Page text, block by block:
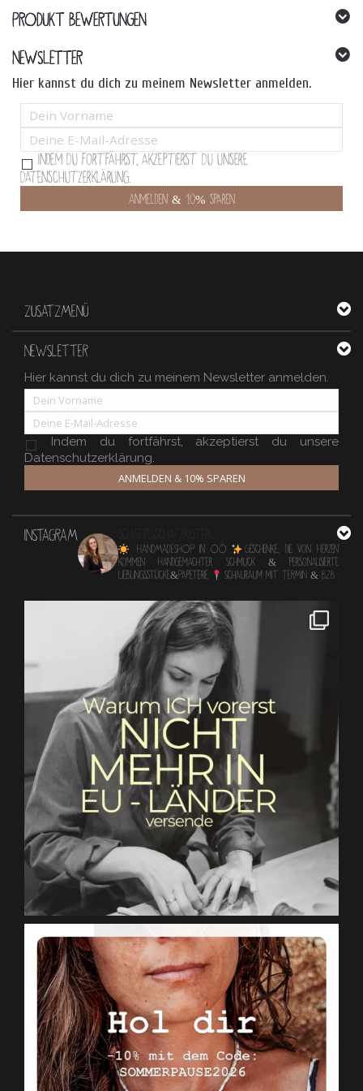
PRODUKT BEWERTUNGEN
NEWSLETTER
Hier kannst du dich zu meinem Newsletter anmelden.
Indem Du fortfährst, akzeptierst Du unsere
Datenschutzerklärung.
ZUSATZMENÜ
NEWSLETTER
Hier kannst du dich zu meinem Newsletter anmelden.
Indem du fortfährst, akzeptierst du unsere
Datenschutzerklärung.
ANMELDEN & 10% SPAREN
INSTAGRAM
HANDMADESHOP in OÖ
Geschenke, die von Herzen
kommen Handgemachter Schmuck & personalisierte
Lieblingsstücke&Papeterie
Schauraum mit TERMIN & B2B